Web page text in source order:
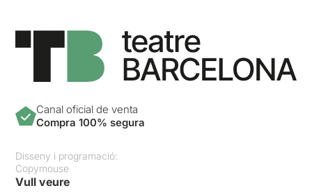
Canal oficial de venta
Compra 100% segura
Disseny i programació:
Copymouse
Vull veure